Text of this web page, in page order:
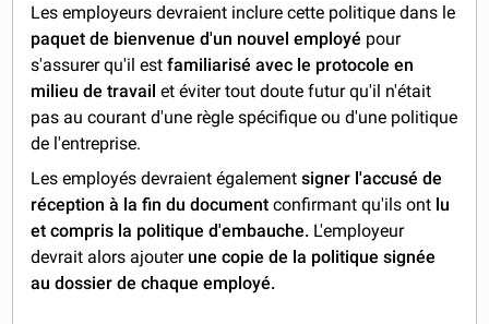
Les employeurs devraient inclure cette politique dans le
paquet de bienvenue d'un nouvel employé pour
s'assurer qu'il estfamiliarisé avec le protocole en
milieu de travail et éviter tout doute futur qu'il n'était
pas au courant d'une règle spécifique ou d'une politique
de l'entreprise.
Les employés devraient égalementsigner l'accusé de
réception à la fin du document confirmant qu'ils ont lu
et compris la politique d'embauche. L'employeur
devrait alors ajouter une copie de la politique signée
au dossier de chaque employé.